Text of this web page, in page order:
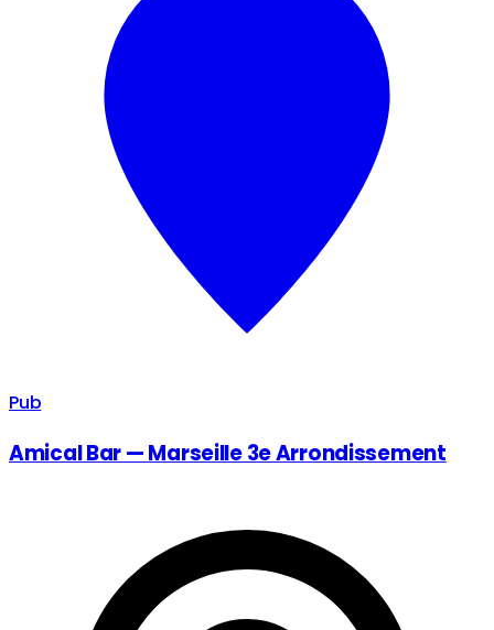
Pub
Amical Bar — Marseille 3e Arrondissement